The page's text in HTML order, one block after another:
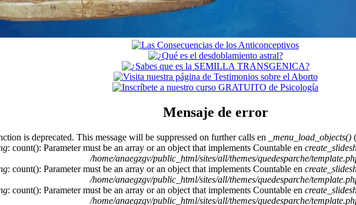
Mensaje de error
is deprecated. This message will be suppressed on further calls en _menu_load_objects()
: count(): Parameter must be an array or an object that implements Countable en
/home/anaegzgv/public_html/sites/all/themes/quedesparche/
: count(): Parameter must be an array or an object that implements Countable en
/home/anaegzgv/public_html/sites/all/themes/quedesparche/
: count(): Parameter must be an array or an object that implements Countable en
/home/anaegzgv/public_html/sites/all/themes/quedesparche/